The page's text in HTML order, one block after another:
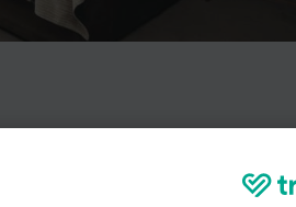
Informationen über den